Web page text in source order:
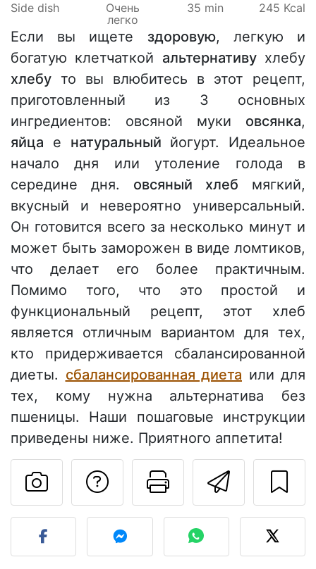
Side dish
Очень
легко
35 min 245 Kcal
Если вы ищете здоровую, легкую и
богатую клетчаткой альтернативухлебу
хлебу то вы влюбитесь в этот рецепт,
приготовленный из 3 основных
ингредиентов: овсяной муки овсянка,
яйца e натуральный йогурт. Идеальное
начало дня или утоление голода в
середине дня. овсяный хлеб мягкий,
вкусный и невероятно универсальный.
Он готовится всего за несколько минут и
может быть заморожен в виде ломтиков,
что делает его более практичным.
Помимо того, что это простой и
функциональный рецепт, этот хлеб
является отличным вариантом для тех,
кто придерживается сбалансированной
диеты. сбалансированная диета или для
тех, кому нужна альтернатива без
пшеницы. Наши пошаговые инструкции
приведены ниже. Приятного аппетита!
Задать вопрос
Разместите фото этого